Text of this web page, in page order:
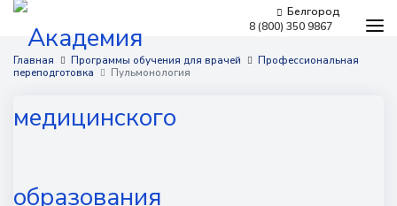
8 (800) 350 9867
Белгород
Программы обучения
Условия обучения
Для работодателей
Сведения об образовательной организации
Главная Программы обучения для врачей
Профессиональная
переподготовка
Пульмонология